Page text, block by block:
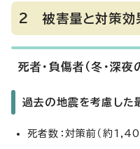
2 被害量と対策効
死者・負傷者（冬・深夜
過去の地震を考慮した
死者数：対策前（約